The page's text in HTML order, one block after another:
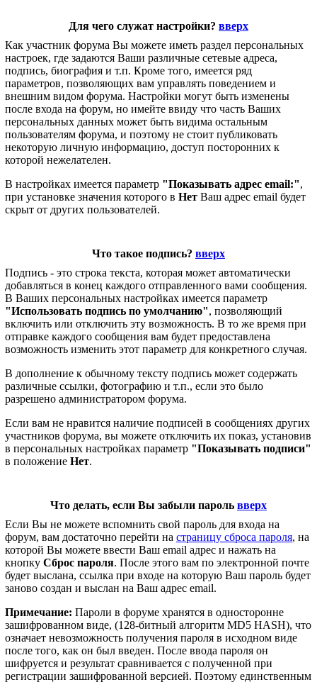
Для чего служат настройки? вверх
Как участник форума Вы можете иметь раздел персональных
настроек, где задаются Ваши различные сетевые адреса,
подпись, биография и т.п. Кроме того, имеется ряд
параметров, позволяющих вам управлять поведением и
внешним видом форума. Настройки могут быть изменены
после входа на форум, но имейте ввиду что часть Ваших
персональных данных может быть видима остальным
пользователям форума, и поэтому не стоит публиковать
некоторую личную информацию, доступ посторонних к
которой нежелателен.
В настройках имеется параметр "Показывать адрес email:",
при установке значения которого в Нет Ваш адрес email будет
скрыт от других пользователей.
Что такое подпись? вверх
Подпись - это строка текста, которая может автоматически
добавляться в конец каждого отправленного вами сообщения.
В Ваших персональных настройках имеется параметр
"Использовать подпись по умолчанию", позволяющий
включить или отключить эту возможность. В то же время при
отправке каждого сообщения вам будет предоставлена
возможность изменить этот параметр для конкретного случая.
В дополнение к обычному тексту подпись может содержать
различные ссылки, фотографию и т.п., если это было
разрешено администратором форума.
Если вам не нравится наличие подписей в сообщениях других
участников форума, вы можете отключить их показ, установив
в персональных настройках параметр "Показывать подписи"
в положение Нет.
Что делать, если Вы забыли пароль вверх
Если Вы не можете вспомнить свой пароль для входа на
форум, вам достаточно перейти на страницу сброса пароля, на
которой Вы можете ввести Ваш email адрес и нажать на
кнопку Сброс пароля. После этого вам по электронной почте
будет выслана, ссылка при входе на которую Ваш пароль будет
заново создан и выслан на Ваш адрес email.
Примечание: Пароли в форуме хранятся в односторонне
зашифрованном виде, (128-битный алгоритм MD5 HASH), что
означает невозможность получения пароля в исходном виде
после того, как он был введен. После ввода пароля он
шифруется и результат сравнивается с полученной при
регистрации зашифрованной версией. Поэтому единственным